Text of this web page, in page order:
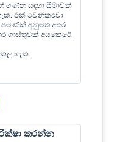
ගණන සඳහා සීමාවක්
එක් වෙන්කරවා
පමණක් අනුමත අතර
ගාස්තුවක් අයකෙරේ.
හැක.
කරන්න